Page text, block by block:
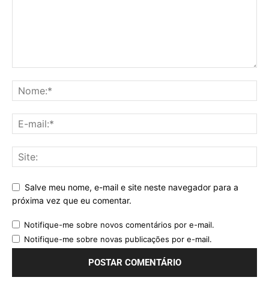
Salve meu nome, e-mail e site neste navegador para a
próxima vez que eu comentar.
Notifique-me sobre novos comentários por e-mail.
Notifique-me sobre novas publicações por e-mail.